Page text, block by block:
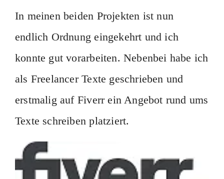
In meinen beiden Projekten ist nun
endlich Ordnung eingekehrt und ich
konnte gut vorarbeiten. Nebenbei habe ich
als Freelancer Texte geschrieben und
erstmalig auf Fiverr ein Angebot rund ums
Texte schreiben platziert.